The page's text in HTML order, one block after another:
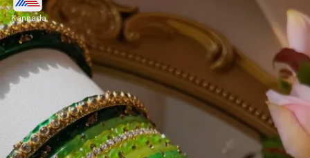
ಸೌತ್ ಇಂಡಿಯನ್ ಶೈಲಿಯ ಈ ಸುಂದರ ಬಳೆ ವಿನ್ಯಾಸವು
ಹೊಸದಾಗಿ ಮದುವೆಯಾದ ವಧುವಿನ ಕೈಗಳಿಗೆ ಪರ್ಫೆಕ್ಟ್
ಮ್ಯಾಚ್ ಆಗಿದೆ. ಹೆವಿ ಕುಂದನ್ ಕಂಕಣಗಳ ಜೊತೆ ಈ ಹಸಿರು
ಬಳೆಗಳು ಕೈಗಳ ಅಂದವನ್ನು ಹೆಚ್ಚಿಸುತ್ತವೆ.
Image credits: _.wrist._ Instagram
Kannada